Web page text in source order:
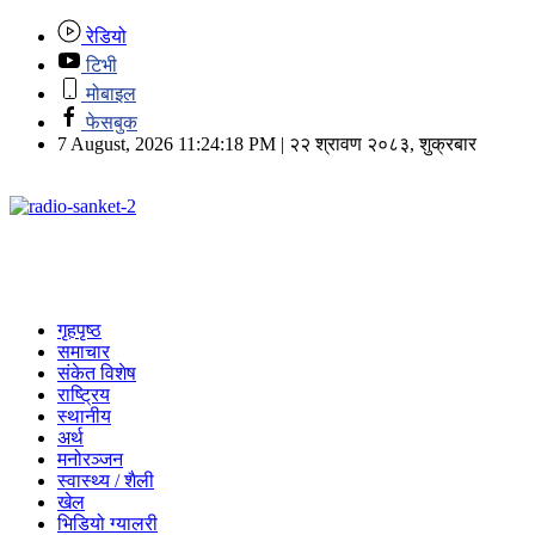
रेडियो
टिभी
मोबाइल
फेसबुक
7 August, 2026 11:24:18 PM | २२ श्रावण २०८३, शुक्रबार
गृहपृष्ठ
समाचार
संकेत विशेष
राष्ट्रिय
स्थानीय
अर्थ
मनोरञ्जन
स्वास्थ्य / शैली
खेल
भिडियो ग्यालरी